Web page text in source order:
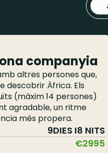
companyia
altres persones que,
descobrir Àfrica. Els
(màxim 14 persones)
agradable, un ritme
més propera.
9DIES I8 NITS
€2995